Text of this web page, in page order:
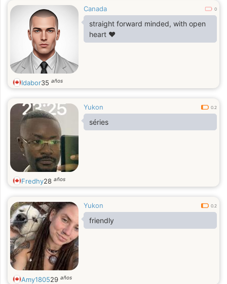
Canada 0
straight forward minded, with open
heart ❤️
Idabor35 años
Yukon 0.2
séries
Fredhy28 años
Yukon 0.2
friendly
Amy180529 años